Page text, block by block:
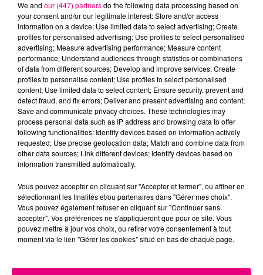
TEDDYBEAR
Chaussures
Roses
RAVYN LENAE
Love Me Not
FARRUKO & GREEICY &
STEVE AOKI
Yapaque
L'HOROSCOPE
Bélier Taureau Gémeaux
We and our (447) partnersdo the following data processing based on
your consent and/or our legitimate interest: Store and/or access
information on a device; Use limited data to select advertising; Create
profiles for personalised advertising; Use profiles to select personalised
advertising; Measure advertising performance; Measure content
performance; Understand audiences through statistics or combinations
of data from different sources; Develop and improve services; Create
profiles to personalise content; Use profiles to select personalised
content; Use limited data to select content; Ensure security, prevent and
detect fraud, and fix errors; Deliver and present advertising and content;
Save and communicate privacy choices. These technologies may
process personal data such as IP address and browsing data to offer
following functionalities: Identify devices based on information actively
requested; Use precise geolocation data; Match and combine data from
other data sources; Link different devices; Identify devices based on
information transmitted automatically.
Vous pouvez accepter en cliquant sur "Accepter et fermer", ou affiner en
sélectionnant les finalités et/ou partenaires dans "Gérer mes choix".
Vous pouvez également refuser en cliquant sur "Continuer sans
accepter". Vos préférences ne s'appliqueront que pour ce site. Vous
pouvez mettre à jour vos choix, ou retirer votre consentement à tout
moment via le lien "Gérer les cookies" situé en bas de chaque page.